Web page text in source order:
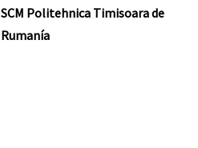
SCM Politehnica Timisoara de
Rumanía